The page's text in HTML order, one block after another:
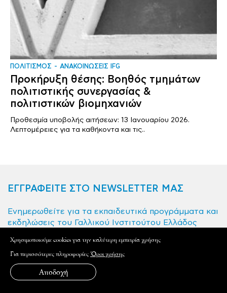
ΠΟΛΙΤΙΣΜΟΣ ΑΝΑΚΟΙΝΩΣΕΙΣ IFG
Προκήρυξη θέσης: Βοηθός τμημάτων
πολιτιστικής συνεργασίας &
πολιτιστικών βιομηχανιών
Προθεσμία υποβολής αιτήσεων: 13 Ιανουαρίου 2026.
Λεπτομέρειες για τα καθήκοντα και τις..
ΕΓΓΡΑΦΕΙΤΕ ΣΤΟ NEWSLETTER ΜΑΣ
Ενημερωθείτε για τα εκπαιδευτικά προγράμματα και
εκδηλώσεις του Γαλλικού Ινστιτούτου Ελλάδος
Όνομα
Email
Xρησιμοποιούμε cookies για την καλύτερη εμπειρία χρήσης
Για περισσότερες πληροφορίεςΌροι χρήσης
Αποδοχή